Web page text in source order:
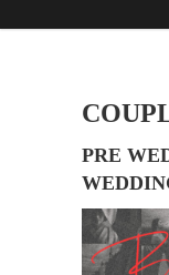
PRE